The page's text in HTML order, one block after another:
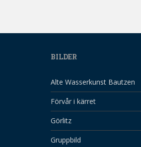
BILDER
Alte Wasserkunst Bautzen
Förvår i kärret
Görlitz
Gruppbild